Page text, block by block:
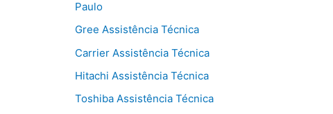
o
o
k
p
Paulo
Gree Assistência Técnica
Carrier Assistência Técnica
Hitachi Assistência Técnica
Toshiba Assistência Técnica